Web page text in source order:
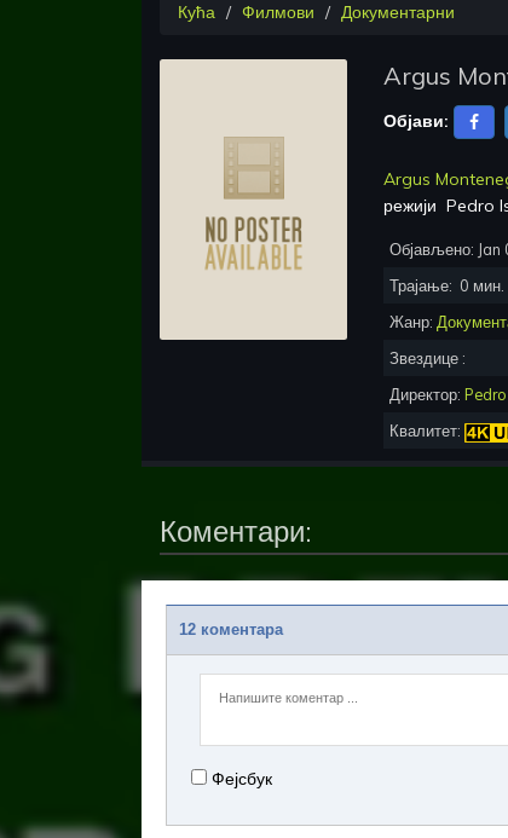
Кућа Филмови Документарни
Argus
Објави:
Argus
режији Pedro
Објављено:
Трајање: 0 мин.
Жанр:
Звездице :
Директор:
Квалитет:
Коментари:
12 коментара
Фејсбук